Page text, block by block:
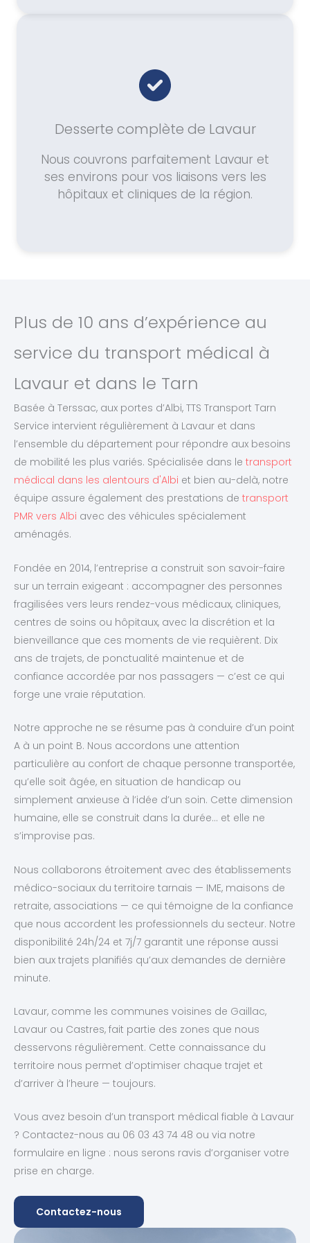
Desserte complète de Lavaur
Nous couvrons parfaitement Lavaur et
ses environs pour vos liaisons vers les
hôpitaux et cliniques de la région.
Plus de 10 ans d’expérience au
service du transport médical à
Lavaur et dans le Tarn
Basée à Terssac, aux portes d’Albi, TTS Transport Tarn
Service intervient régulièrement à Lavaur et dans
l’ensemble du département pour répondre aux besoins
de mobilité les plus variés. Spécialisée dans le transport
médical dans les alentours d'Albi et bien au-delà, notre
équipe assure également des prestations de transport
PMR vers Albi avec des véhicules spécialement
aménagés.
Fondée en 2014, l’entreprise a construit son savoir-faire
sur un terrain exigeant : accompagner des personnes
fragilisées vers leurs rendez-vous médicaux, cliniques,
centres de soins ou hôpitaux, avec la discrétion et la
bienveillance que ces moments de vie requièrent. Dix
ans de trajets, de ponctualité maintenue et de
confiance accordée par nos passagers — c’est ce qui
forge une vraie réputation.
Notre approche ne se résume pas à conduire d’un point
A à un point B. Nous accordons une attention
particulière au confort de chaque personne transportée,
qu’elle soit âgée, en situation de handicap ou
simplement anxieuse à l’idée d’un soin. Cette dimension
humaine, elle se construit dans la durée… et elle ne
s’improvise pas.
Nous collaborons étroitement avec des établissements
médico-sociaux du territoire tarnais — IME, maisons de
retraite, associations — ce qui témoigne de la confiance
que nous accordent les professionnels du secteur. Notre
disponibilité 24h/24 et 7j/7 garantit une réponse aussi
bien aux trajets planifiés qu’aux demandes de dernière
minute.
Lavaur, comme les communes voisines de Gaillac,
Lavaur ou Castres, fait partie des zones que nous
desservons régulièrement. Cette connaissance du
territoire nous permet d’optimiser chaque trajet et
d’arriver à l’heure — toujours.
Vous avez besoin d’un transport médical fiable à Lavaur
? Contactez-nous au 06 03 43 74 48 ou via notre
formulaire en ligne : nous serons ravis d’organiser votre
prise en charge.
Contactez-nous